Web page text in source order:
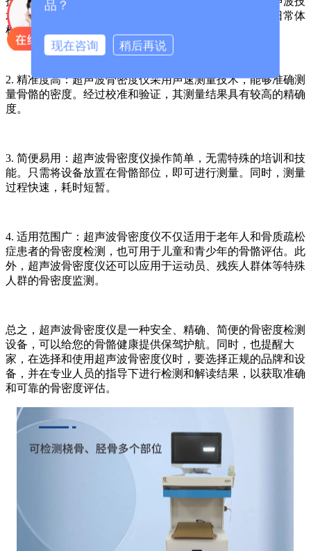
术，无辐射，安全可靠。尤其是儿童、孕妇、老年人的日常体
检，用超声波骨密度仪是很有必要的。
2. 精准度高：超声波骨密度仪采用声速测量技术，能够准确测
量骨骼的密度。经过校准和验证，其测量结果具有较高的精确
度。
3. 简便易用：超声波骨密度仪操作简单，无需特殊的培训和技
能。只需将设备放置在骨骼部位，即可进行测量。同时，测量
过程快速，耗时短暂。
4. 适用范围广：超声波骨密度仪不仅适用于老年人和骨质疏松
症患者的骨密度检测，也可用于儿童和青少年的骨骼评估。此
外，超声波骨密度仪还可以应用于运动员、残疾人群体等特殊
人群的骨密度监测。
总之，超声波骨密度仪是一种安全、精确、简便的骨密度检测
设备，可以给您的骨骼健康提供保驾护航。同时，也提醒大
家，在选择和使用超声波骨密度仪时，要选择正规的品牌和设
备，并在专业人员的指导下进行检测和解读结果，以获取准确
和可靠的骨密度评估。
品？
现在咨询 稍后再说